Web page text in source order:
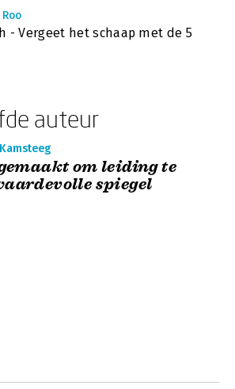
- Vergeet het schaap met de 5
auteur
om leiding te
spiegel